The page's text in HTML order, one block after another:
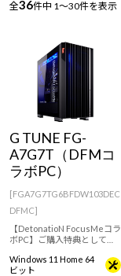
ディスプレイ
Windows 11
全36件中 1～30件を表示
G TUNE FG-
A7G7T（DFMコ
ラボPC）
[FGA7G7TG6BFDW103DEC
DFMC]
【DetonatioN FocusMeコラ
ボPC】ご購入特典としてコ
いた方に、オリジナルノベ
ルティをプレゼント。
Windows 11 Home 64
ビット